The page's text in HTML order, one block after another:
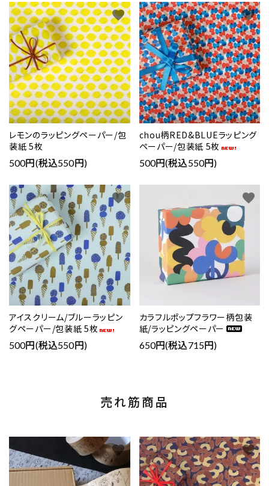
レモンのラッピングペーパー/包
装紙 5枚
500円(税込550円)
favorite
chou柄RED&BLUEラッピング
ペーパー/包装紙 5枚
500円(税込550円)
favorite
アイスクリーム/ブルーラッピン
グペーパー/包装紙 5枚
500円(税込550円)
favorite
カラフルポップフラワー柄包装
紙/ラッピングペーパー
650円(税込715円)
favorite
売れ筋商品
favorite favorite